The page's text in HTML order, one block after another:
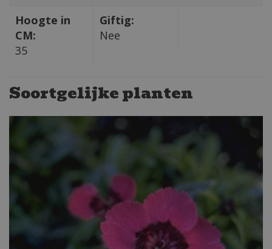
Hoogte in
CM:
35
Giftig:
Nee
Soortgelijke planten